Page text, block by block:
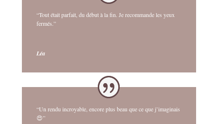
“Tout était parfait, du début à la fin. Je recommande les yeux
fermés.”
Léa
“Un rendu incroyable, encore plus beau que ce que j’imaginais
😍”